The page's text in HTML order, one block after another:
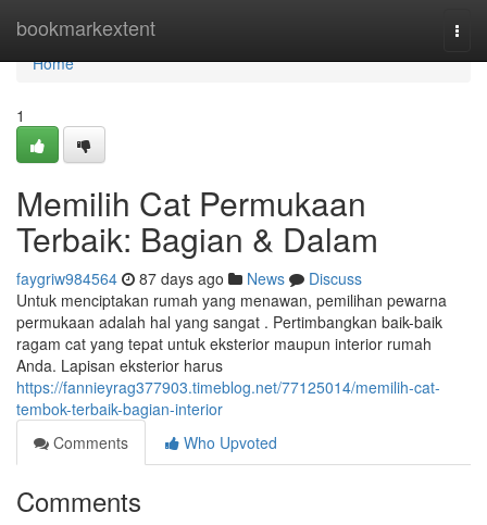
bookmarkextent
Home
Home
1
Memilih Cat Permukaan
Terbaik: Bagian & Dalam
faygriw984564 87 days ago News
Discuss
Untuk menciptakan rumah yang menawan, pemilihan pewarna
permukaan adalah hal yang sangat . Pertimbangkan baik-baik
ragam cat yang tepat untuk eksterior maupun interior rumah
Anda. Lapisan eksterior harus
https://fannieyrag377903.timeblog.net/77125014/memilih-cat-
tembok-terbaik-bagian-interior
Comments
Who Upvoted
Comments